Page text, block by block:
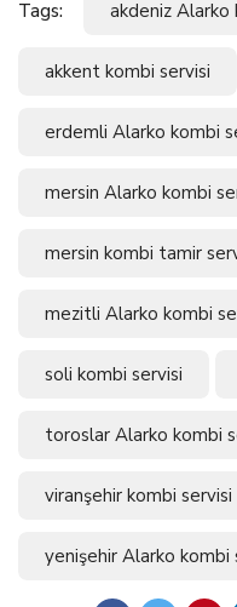
Tags: akdeniz Alarko
akkent kombi servisi
erdemli Alarko kombi
mersin Alarko kombi
mersin kombi tamir
mezitli Alarko kombi
soli kombi servisi
toroslar Alarko kombi
viranşehir kombi servisi
yenişehir Alarko kombi